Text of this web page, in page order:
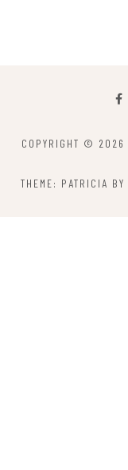
COPYRIGHT © 2026
THEME: PATRICIA BY